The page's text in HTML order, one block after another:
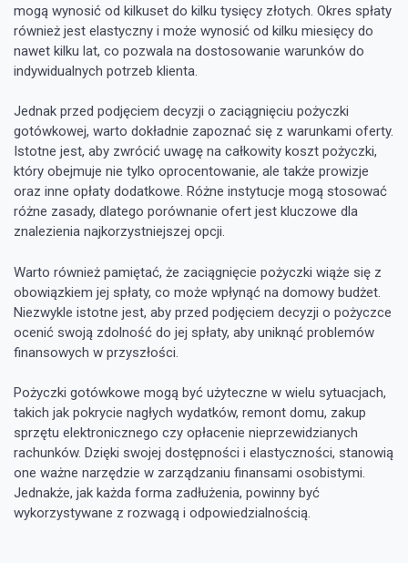
mogą wynosić od kilkuset do kilku tysięcy złotych. Okres spłaty
również jest elastyczny i może wynosić od kilku miesięcy do
nawet kilku lat, co pozwala na dostosowanie warunków do
indywidualnych potrzeb klienta.
Jednak przed podjęciem decyzji o zaciągnięciu pożyczki
gotówkowej, warto dokładnie zapoznać się z warunkami oferty.
Istotne jest, aby zwrócić uwagę na całkowity koszt pożyczki,
który obejmuje nie tylko oprocentowanie, ale także prowizje
oraz inne opłaty dodatkowe. Różne instytucje mogą stosować
różne zasady, dlatego porównanie ofert jest kluczowe dla
znalezienia najkorzystniejszej opcji.
Warto również pamiętać, że zaciągnięcie pożyczki wiąże się z
obowiązkiem jej spłaty, co może wpłynąć na domowy budżet.
Niezwykle istotne jest, aby przed podjęciem decyzji o pożyczce
ocenić swoją zdolność do jej spłaty, aby uniknąć problemów
finansowych w przyszłości.
Pożyczki gotówkowe mogą być użyteczne w wielu sytuacjach,
takich jak pokrycie nagłych wydatków, remont domu, zakup
sprzętu elektronicznego czy opłacenie nieprzewidzianych
rachunków. Dzięki swojej dostępności i elastyczności, stanowią
one ważne narzędzie w zarządzaniu finansami osobistymi.
Jednakże, jak każda forma zadłużenia, powinny być
wykorzystywane z rozwagą i odpowiedzialnością.